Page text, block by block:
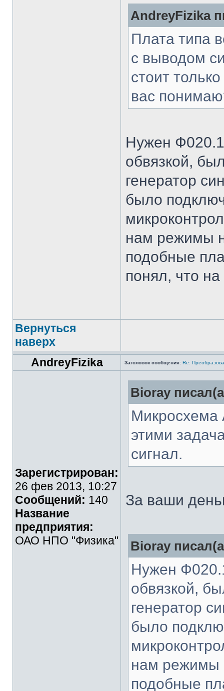
AndreyFizika
Плата типа
с выводом
стоит
вас
Нужен
обвязкой,
генератор
было
нам режимы
подобные
понял, что
Вернуться
наверх
AndreyFizika
Заголовок сообщения: Re:
Зарегистрирован:
26 фев 2013, 10:27
Сообщений: 140
Название
предприятия:
ОАО НПО "Физика"
Bioray
Микросхема
этими
сигнал.
За ваши
Bioray
Нужен
обвязкой,
генератор
было
нам режимы
подобные